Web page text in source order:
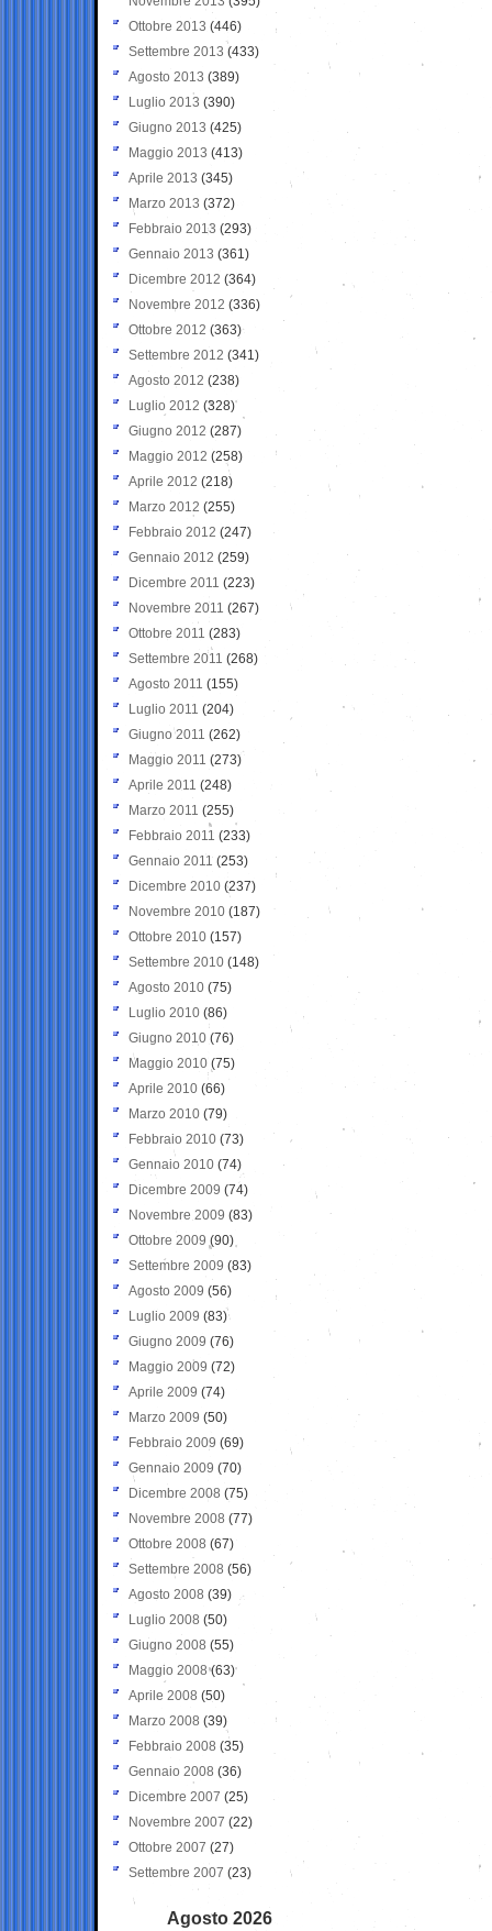
Ottobre 2013 (446)
Settembre 2013 (433)
Agosto 2013 (389)
Luglio 2013 (390)
Giugno 2013 (425)
Maggio 2013 (413)
Aprile 2013 (345)
Marzo 2013 (372)
Febbraio 2013 (293)
Gennaio 2013 (361)
Dicembre 2012 (364)
Novembre 2012 (336)
Ottobre 2012 (363)
Settembre 2012 (341)
Agosto 2012 (238)
Luglio 2012 (328)
Giugno 2012 (287)
Maggio 2012 (258)
Aprile 2012 (218)
Marzo 2012 (255)
Febbraio 2012 (247)
Gennaio 2012 (259)
Dicembre 2011 (223)
Novembre 2011 (267)
Ottobre 2011 (283)
Settembre 2011 (268)
Agosto 2011 (155)
Luglio 2011 (204)
Giugno 2011 (262)
Maggio 2011 (273)
Aprile 2011 (248)
Marzo 2011 (255)
Febbraio 2011 (233)
Gennaio 2011 (253)
Dicembre 2010 (237)
Novembre 2010 (187)
Ottobre 2010 (157)
Settembre 2010 (148)
Agosto 2010 (75)
Luglio 2010 (86)
Giugno 2010 (76)
Maggio 2010 (75)
Aprile 2010 (66)
Marzo 2010 (79)
Febbraio 2010 (73)
Gennaio 2010 (74)
Dicembre 2009 (74)
Novembre 2009 (83)
Ottobre 2009 (90)
Settembre 2009 (83)
Agosto 2009 (56)
Luglio 2009 (83)
Giugno 2009 (76)
Maggio 2009 (72)
Aprile 2009 (74)
Marzo 2009 (50)
Febbraio 2009 (69)
Gennaio 2009 (70)
Dicembre 2008 (75)
Novembre 2008 (77)
Ottobre 2008 (67)
Settembre 2008 (56)
Agosto 2008 (39)
Luglio 2008 (50)
Giugno 2008 (55)
Maggio 2008(63)
Aprile 2008 (50)
Marzo 2008 (39)
Febbraio 2008 (35)
Gennaio 2008 (36)
Dicembre 2007 (25)
Novembre 2007 (22)
Ottobre 2007 (27)
Settembre 2007 (23)
Agosto 2026